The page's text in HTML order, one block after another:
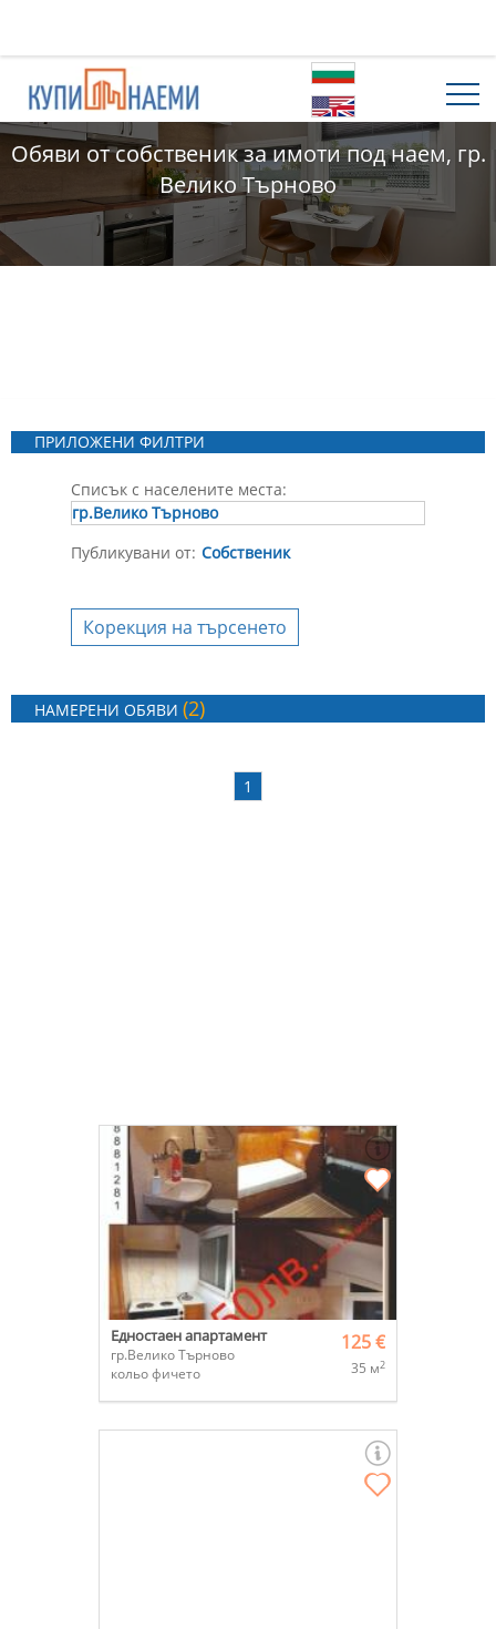
Обяви от собственик за имоти под наем, гр.
Велико Търново
ПРИЛОЖЕНИ ФИЛТРИ
Списък с населените места:
гр.Велико Търново
Публикувани от: Собственик
Корекция на търсенето
НАМЕРЕНИ ОБЯВИ(2)
1
Едностаен апартамент
гр.Велико Търново
кольо фичето
125 €
35 м2